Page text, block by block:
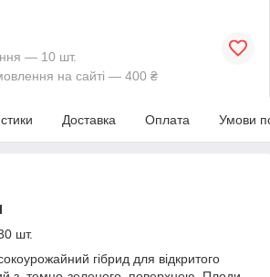
— 10 шт.
на сайті — 400 ₴
Доставка Оплата Умови
шт.
гібрид для відкритого